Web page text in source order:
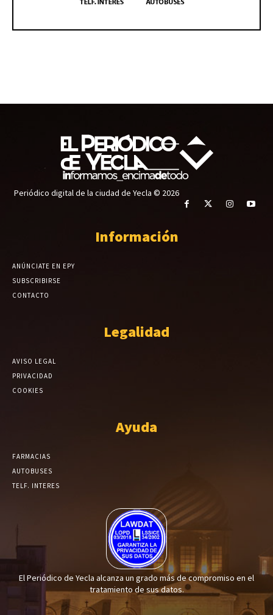
Periódico digital de la ciudad de Yecla © 2026
Información
ANÚNCIATE EN EPY
SUBSCRIBIRSE
CONTACTO
Legalidad
AVISO LEGAL
PRIVACIDAD
COOKIES
Ayuda
FARMACIAS
AUTOBUSES
TELF. INTERES
El Periódico de Yecla alcanza un grado más de compromiso en el
tratamiento de sus datos.